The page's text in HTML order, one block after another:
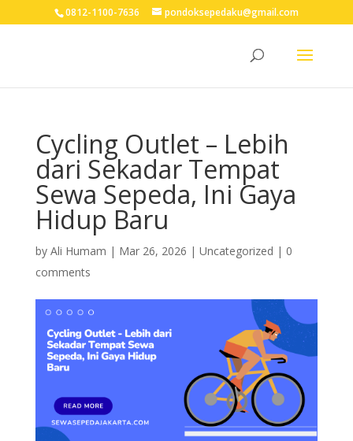
0812-1100-7636 pondoksepedaku@gmail.com
Cycling Outlet – Lebih
dari Sekadar Tempat
Sewa Sepeda, Ini Gaya
Hidup Baru
by Ali Humam | Mar 26, 2026 | Uncategorized | 0
comments